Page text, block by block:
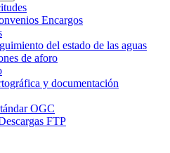
Encargos
del estado de las aguas
de aforo
y documentación
OGC
FTP